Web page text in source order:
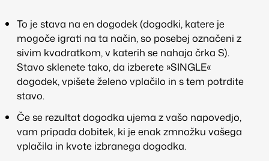
To je stava na en dogodek (dogodki, katere je
mogoče igrati na ta način, so posebej označeni z
sivim kvadratkom, v katerih se nahaja črka S).
Stavo sklenete tako, da izberete »SINGLE«
dogodek, vpišete želeno vplačilo in s tem potrdite
stavo.
Če se rezultat dogodka ujema z vašo napovedjo,
vam pripada dobitek, ki je enak zmnožku vašega
vplačila in kvote izbranega dogodka.